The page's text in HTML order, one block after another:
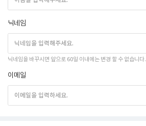
닉네임
닉네임을 바꾸시면 앞으로 60일 이내에는 변경 할 수 없습니다.
이메일